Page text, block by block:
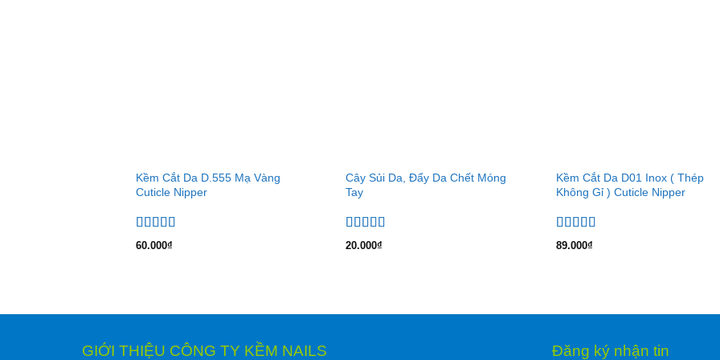
Kềm Cắt Da D.555 Mạ Vàng
Cuticle Nipper
Được xếp
60.000₫
Cây Sủi Da, Đẩy Da Chết Móng
Tay
Được xếp
20.000₫
Kềm Cắt Da D01 Inox ( Thép
Không Gỉ ) Cuticle Nipper
Được xếp
89.000₫
GIỚI THIỆU CÔNG TY KỀM NAILS Đăng ký nhận tin